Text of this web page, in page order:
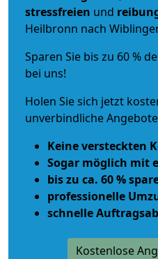
stressfreien und
Heilbronn nach
Sparen Sie bis zu 60 %
bei uns!
Holen Sie sich jetzt
unverbindliche
Keine versteckten
Sogar möglich mit
bis zu ca. 60 %
professionelle
schnelle
Kostenlose